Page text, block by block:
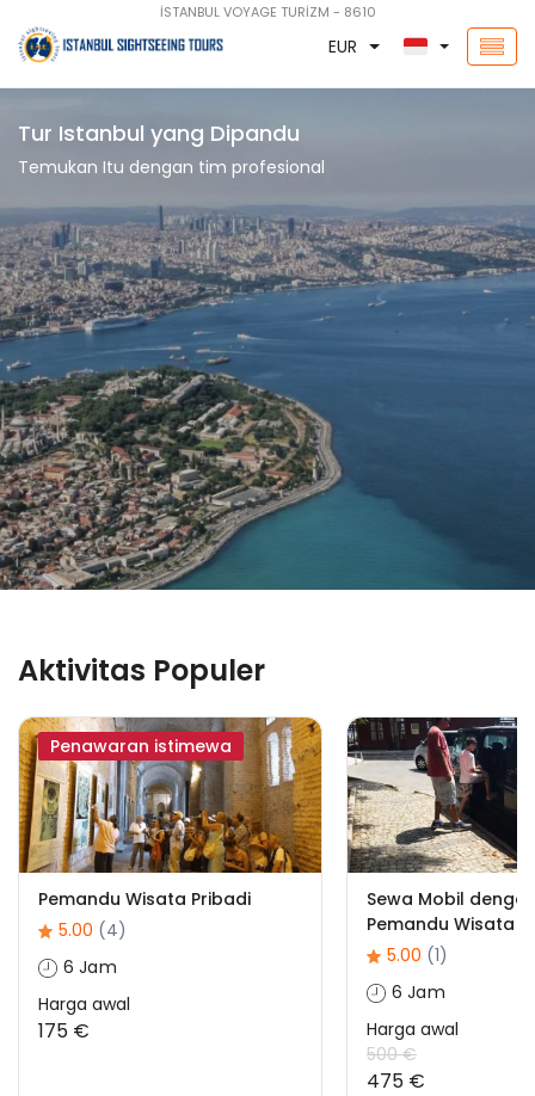
İSTANBUL VOYAGE TURİZM - 8610
EUR
Tur Istanbul yang Dipandu
Temukan Itu dengan tim profesional
Aktivitas Populer
Penawaran istimewa
Pemandu Wisata Pribadi
5.00 (4)
6 Jam
Harga awal
175 €
Sewa Mobil
Pemandu Wisata
5.00 (1)
6 Jam
Harga awal
500 €
475 €